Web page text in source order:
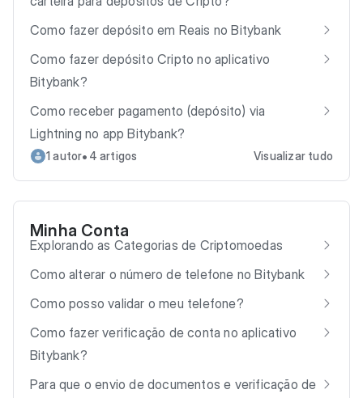
Como fazer depósito em Reais no Bitybank
Como fazer depósito Cripto no aplicativo
Bitybank?
Como receber pagamento (depósito) via
Lightning no app Bitybank?
1 autor• 4 artigos Visualizar tudo
Minha Conta
Explorando as Categorias de Criptomoedas
Como alterar o número de telefone no Bitybank
Como posso validar o meu telefone?
Como fazer verificação de conta no aplicativo
Bitybank?
Para que o envio de documentos e verificação de